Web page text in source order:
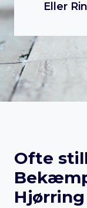
Eller
Ofte
Hjørring